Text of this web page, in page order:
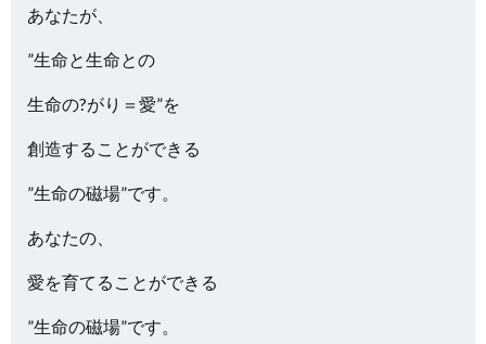
あなたが、
”生命と生命との
生命の?がり＝愛”を
創造することができる
”生命の磁場”です。
あなたの、
愛を育てることができる
”生命の磁場”です。